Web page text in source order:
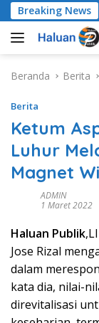
Langsung
ke
konten
Breaking News
Polda Metro
Beranda Berita
Berita
Ketum
Luhur
Magnet
ADMIN
1 Maret 2022
Haluan Publik
Jose Rizal
dalam
kata dia, nilai-
direvitalisasi